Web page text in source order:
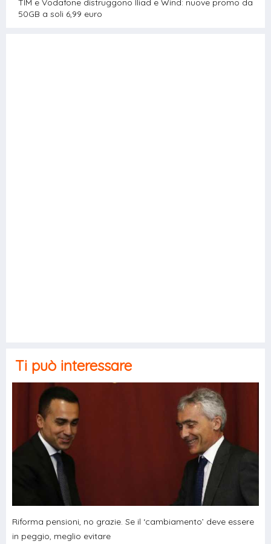
TIM e Vodafone distruggono Iliad e Wind: nuove promo da
50GB a soli 6,99 euro
Ti può interessare
Riforma pensioni, no grazie. Se il ‘cambiamento’ deve essere
in peggio, meglio evitare